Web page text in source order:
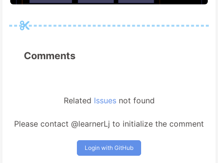
Comments
Related Issuesnot found
Please contact @learnerLj to initialize the comment
Login with GitHub